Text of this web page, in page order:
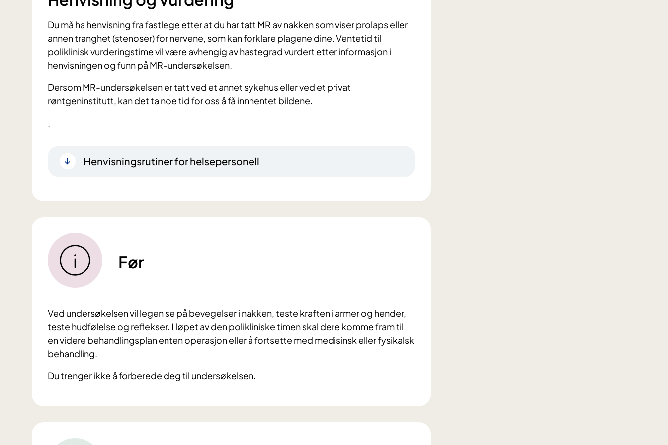
Du må ha henvisning fra fastlege etter at du har tatt MR av nakken som viser prolaps eller
annen tranghet (stenoser) for nervene, som kan forklare plagene dine. Ventetid til
poliklinisk vurderingstime vil være avhengig av hastegrad vurdert etter informasjon i
henvisningen og funn på MR-undersøkelsen.
Dersom MR-undersøkelsen er tatt ved et annet sykehus eller ved et privat
røntgeninstitutt, kan det ta noe tid for oss å få innhentet bildene.
.
Henvisningsrutiner for helsepersonell
Før
Ved undersøkelsen vil legen se på bevegelser i nakken, teste kraften i armer og hender,
teste hudfølelse og reflekser. I løpet av den polikliniske timen skal dere komme fram til
en videre behandlingsplan enten operasjon eller å fortsette med medisinsk eller fysikalsk
behandling.
Du trenger ikke å forberede deg til undersøkelsen.